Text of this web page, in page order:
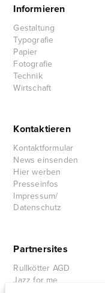
Informieren
Gestaltung
Typografie
Papier
Fotografie
Technik
Wirtschaft
Kontaktieren
Kontaktformular
News einsenden
Hier werben
Presseinfos
Impressum/
Datenschutz
Partnersites
Rullkötter AGD
Jazz for me